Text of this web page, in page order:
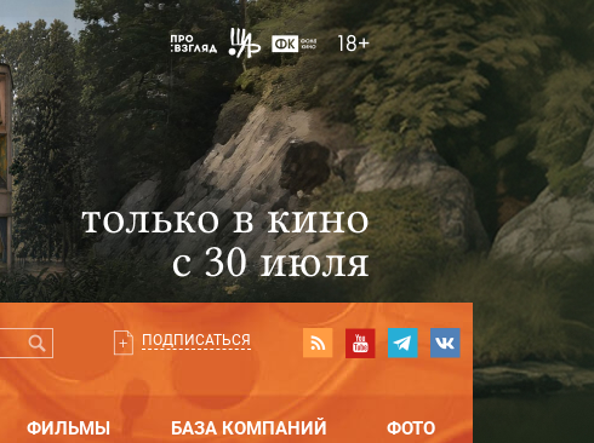
ПОДПИСАТЬСЯ
ФИЛЬМЫ БАЗА КОМПАНИЙ ФОТО